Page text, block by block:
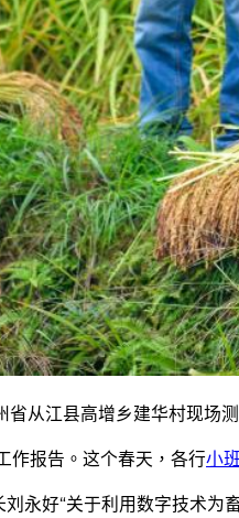
省从江县高增乡建华村现场
作报告。这个春天，各行小
永好“关于利用数字技术为